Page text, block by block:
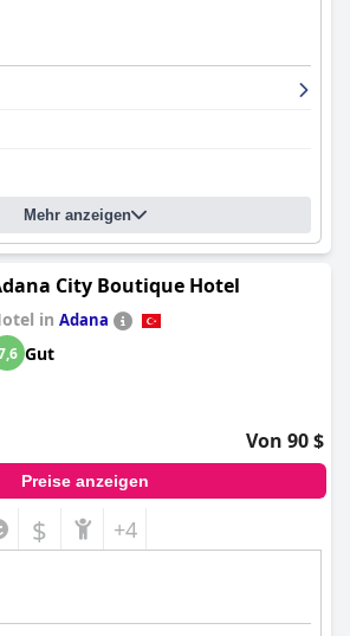
Mehr anzeigen
City Boutique Hotel
in Adana
Gut
Von 90 $
Preise anzeigen
$ +4